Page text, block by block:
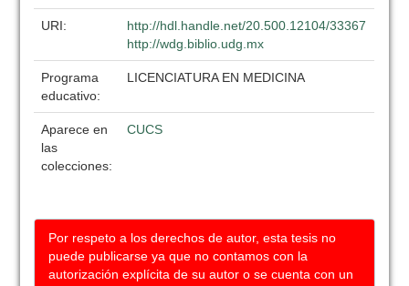
URI:
http://hdl.handle.net/20.500.12104/33367
http://wdg.biblio.udg.mx
Programa
educativo:
LICENCIATURA EN MEDICINA
Aparece en
las
colecciones:
CUCS
Por respeto a los derechos de autor, esta tesis no
puede publicarse ya que no contamos con la
autorización explícita de su autor o se cuenta con un